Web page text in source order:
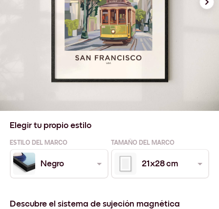
Elegir tu propio estilo
ESTILO DEL MARCO TAMAÑO DEL MARCO
Negro 21x28 cm
Descubre el sistema de sujeción magnética